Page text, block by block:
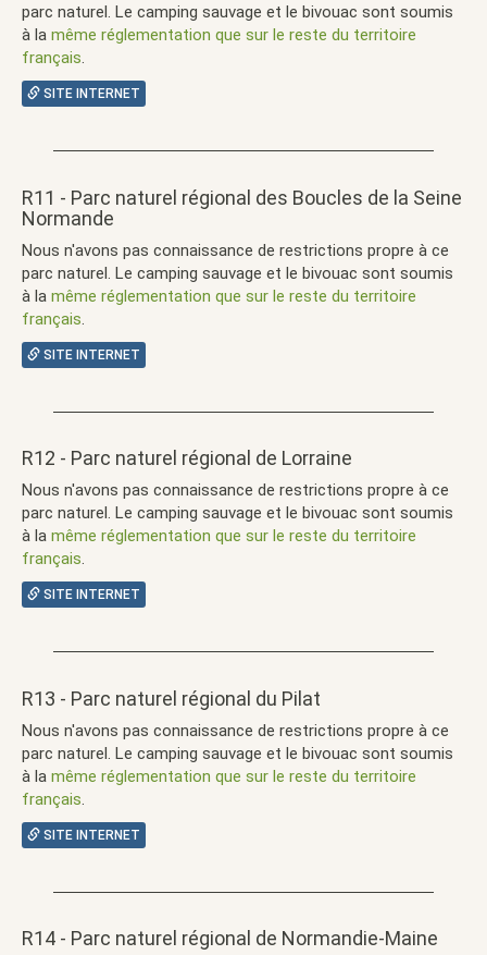
parc naturel. Le camping sauvage et le bivouac sont soumis
à la même réglementation que sur le reste du territoire
français.
SITE INTERNET
R11 - Parc naturel régional des Boucles de la Seine
Normande
Nous n'avons pas connaissance de restrictions propre à ce
parc naturel. Le camping sauvage et le bivouac sont soumis
à la même réglementation que sur le reste du territoire
français.
SITE INTERNET
R12 - Parc naturel régional de Lorraine
Nous n'avons pas connaissance de restrictions propre à ce
parc naturel. Le camping sauvage et le bivouac sont soumis
à la même réglementation que sur le reste du territoire
français.
SITE INTERNET
R13 - Parc naturel régional du Pilat
Nous n'avons pas connaissance de restrictions propre à ce
parc naturel. Le camping sauvage et le bivouac sont soumis
à la même réglementation que sur le reste du territoire
français.
SITE INTERNET
R14 - Parc naturel régional de Normandie-Maine